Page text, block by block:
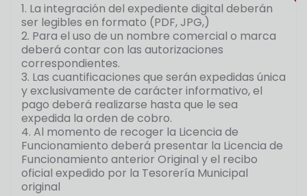
1. La integración del expediente digital deberán
ser legibles en formato (PDF, JPG,)
2. Para el uso de un nombre comercial o marca
deberá contar con las autorizaciones
correspondientes.
3. Las cuantificaciones que serán expedidas única
y exclusivamente de carácter informativo, el
pago deberá realizarse hasta que le sea
expedida la orden de cobro.
4. Al momento de recoger la Licencia de
Funcionamiento deberá presentar la Licencia de
Funcionamiento anterior Original y el recibo
oficial expedido por la Tesorería Municipal
original